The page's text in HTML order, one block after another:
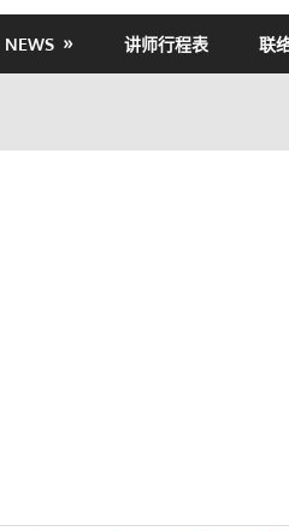
NEWS 讲师行程表 联